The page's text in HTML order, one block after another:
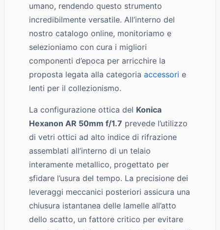
umano, rendendo questo strumento
incredibilmente versatile. All’interno del
nostro catalogo online, monitoriamo e
selezioniamo con cura i migliori
componenti d’epoca per arricchire la
proposta legata alla categoria accessori e
lenti per il collezionismo.
La configurazione ottica del Konica
Hexanon AR 50mm f/1.7 prevede l’utilizzo
di vetri ottici ad alto indice di rifrazione
assemblati all’interno di un telaio
interamente metallico, progettato per
sfidare l’usura del tempo. La precisione dei
leveraggi meccanici posteriori assicura una
chiusura istantanea delle lamelle all’atto
dello scatto, un fattore critico per evitare